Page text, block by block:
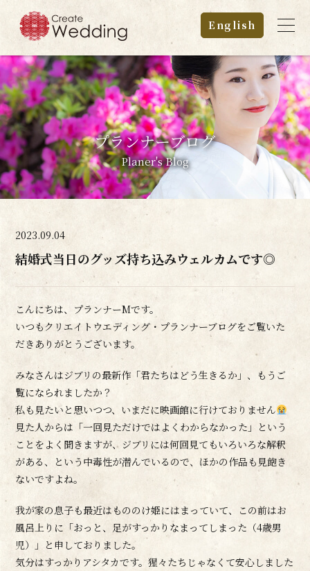
English
プランナーブログ
Planer's Blog
2023.09.04
結婚式当日のグッズ持ち込みウェルカムです◎
こんにちは、プランナーMです。
いつもクリエイトウエディング・プランナーブログをご覧いた
だきありがとうございます。
みなさんはジブリの最新作「君たちはどう生きるか」、もうご
覧になられましたか？
私も見たいと思いつつ、いまだに映画館に行けておりません
見た人からは「一回見ただけではよくわからなかった」という
ことをよく聞きますが、ジブリには何回見てもいろいろな解釈
がある、という中毒性が潜んでいるので、ほかの作品も見飽き
ないですよね。
我が家の息子も最近はもののけ姫にはまっていて、この前はお
風呂上りに「おっと、足がすっかりなまってしまった（4歳男
児）」と申しておりました。
気分はすっかりアシタカです。猩々たちじゃなくて安心しました